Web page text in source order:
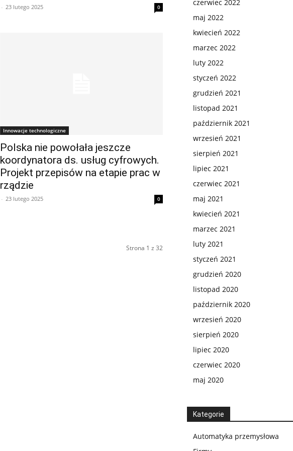
- 23 lutego 2025 0
Innowacje technologiczne
Polska nie powołała jeszcze
koordynatora ds. usług cyfrowych.
Projekt przepisów na etapie prac w
rządzie
- 23 lutego 2025 0
Strona 1 z 32
czerwiec 2022
maj 2022
kwiecień 2022
marzec 2022
luty 2022
styczeń 2022
grudzień 2021
listopad 2021
październik 2021
wrzesień 2021
sierpień 2021
lipiec 2021
czerwiec 2021
maj 2021
kwiecień 2021
marzec 2021
luty 2021
styczeń 2021
grudzień 2020
listopad 2020
październik 2020
wrzesień 2020
sierpień 2020
lipiec 2020
czerwiec 2020
maj 2020
Kategorie
Automatyka przemysłowa